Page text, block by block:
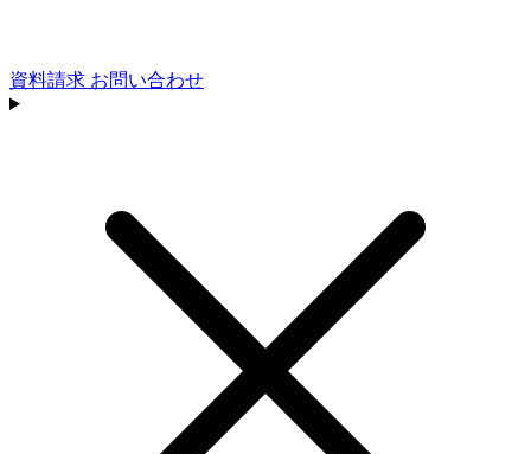
資料請求 お問い合わせ